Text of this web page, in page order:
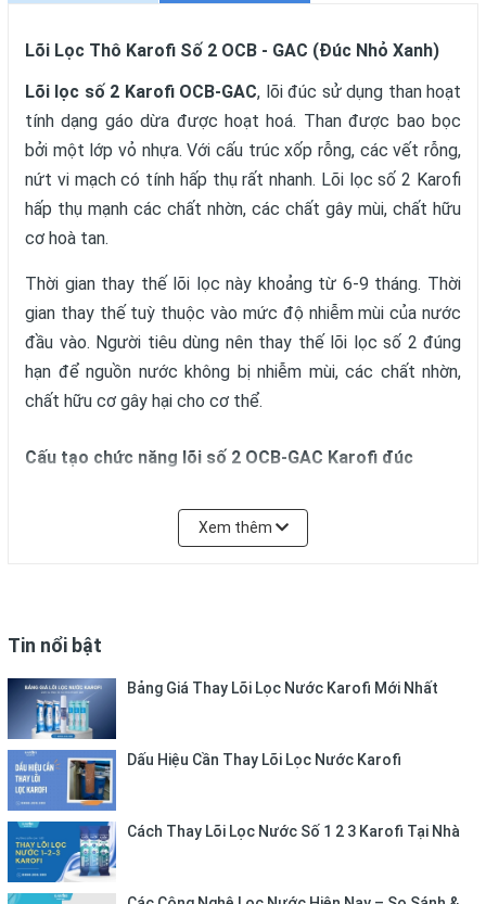
Lõi Lọc Thô Karofi Số 2 OCB - GAC (Đúc Nhỏ Xanh)
Lõi lọc số 2 Karofi OCB-GAC, lõi đúc sử dụng than hoạt
tính dạng gáo dừa được hoạt hoá. Than được bao bọc
bởi một lớp vỏ nhựa. Với cấu trúc xốp rỗng, các vết rỗng,
nứt vi mạch có tính hấp thụ rất nhanh. Lõi lọc số 2 Karofi
hấp thụ mạnh các chất nhờn, các chất gây mùi, chất hữu
cơ hoà tan.
Thời gian thay thế lõi lọc này khoảng từ 6-9 tháng. Thời
gian thay thế tuỳ thuộc vào mức độ nhiễm mùi của nước
đầu vào. Người tiêu dùng nên thay thế lõi lọc số 2 đúng
hạn để nguồn nước không bị nhiễm mùi, các chất nhờn,
chất hữu cơ gây hại cho cơ thể.
Cấu tạo chức năng lõi số 2 OCB-GAC Karofi đúc
than gáo dừa được hoạt hóa. Than hoạt tính có tính cấu
cơ hòa tan. Than hoạt tính còn chứng tỏ được hiệu quả
trong xử lý chất phóng xạ, asen và amoni.
Thời gian thay thế 3 – 6 tháng/lần (Nước cấp đầu vào
khoảng 5.500 lít – 10.900 lít)
Dùng cho nguồn nước thông thường (Nước máy, nước
mưa)
LIÊN HỆ MUA HÀNG CHÍNH HÃNG
Xem thêm
Tin nổi bật
Bảng Giá Thay Lõi Lọc Nước Karofi Mới Nhất
Dấu Hiệu Cần Thay Lõi Lọc Nước Karofi
Cách Thay Lõi Lọc Nước Số 1 2 3 Karofi Tại Nhà